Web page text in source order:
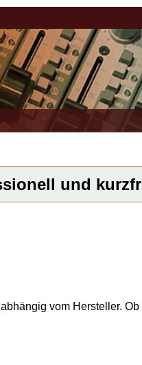
und
vom Hersteller.